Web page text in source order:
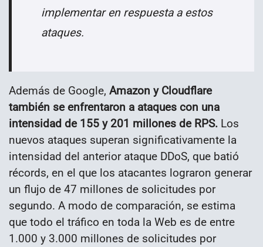
implementar en respuesta a estos
ataques.
Además de Google, Amazon y Cloudflare
también se enfrentaron a ataques con una
intensidad de 155 y 201 millones de RPS. Los
nuevos ataques superan significativamente la
intensidad del anterior ataque DDoS, que batió
récords, en el que los atacantes lograron generar
un flujo de 47 millones de solicitudes por
segundo. A modo de comparación, se estima
que todo el tráfico en toda la Web es de entre
1.000 y 3.000 millones de solicitudes por